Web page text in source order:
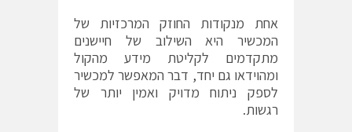
אחת מנקודות החוזק המרכזיות של
המכשיר היא השילוב של חיישנים
מתקדמים לקליטת מידע מהקול
ומהוידאו גם יחד, דבר המאפשר למכשיר
לספק ניתוח מדויק ואמין יותר של
רגשות.